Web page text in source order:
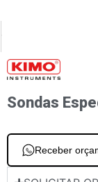
Sondas
Receber